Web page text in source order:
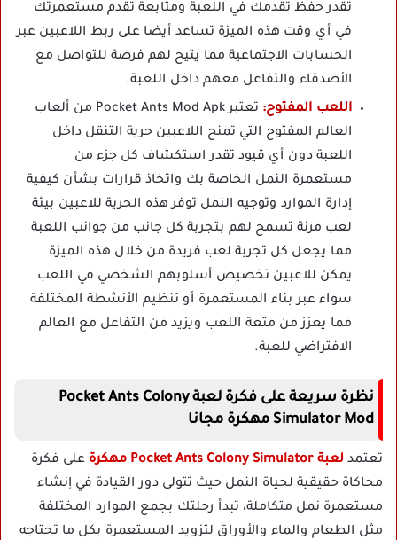
تقدر حفظ تقدمك في اللعبة ومتابعة تقدم مستعمرتك
في أي وقت هذه الميزة تساعد أيضا على ربط اللاعبين عبر
الحسابات الاجتماعية مما يتيح لهم فرصة للتواصل مع
الأصدقاء والتفاعل معهم داخل اللعبة.
اللعب المفتوح:
تعتبر Pocket Ants Mod Apk من ألعاب
العالم المفتوح التي تمنح اللاعبين حرية التنقل داخل
اللعبة دون أي قيود تقدر استكشاف كل جزء من
مستعمرة النمل الخاصة بك واتخاذ قرارات بشأن كيفية
إدارة الموارد وتوجيه النمل توفر هذه الحرية للاعبين بيئة
لعب مرنة تسمح لهم بتجربة كل جانب من جوانب اللعبة
مما يجعل كل تجربة لعب فريدة من خلال هذه الميزة
يمكن للاعبين تخصيص أسلوبهم الشخصي في اللعب
سواء عبر بناء المستعمرة أو تنظيم الأنشطة المختلفة
مما يعزز من متعة اللعب ويزيد من التفاعل مع العالم
الافتراضي للعبة.
نظرة سريعة على فكرة لعبة Pocket Ants Colony
Simulator Mod مهكرة مجانا
تعتمد لعبة Pocket Ants Colony Simulator مهكرة
على فكرة
محاكاة حقيقية لحياة النمل حيث تتولى دور القيادة في إنشاء
مستعمرة نمل متكاملة، تبدأ رحلتك بجمع الموارد المختلفة
مثل الطعام والماء والأوراق لتزويد المستعمرة بكل ما تحتاجه